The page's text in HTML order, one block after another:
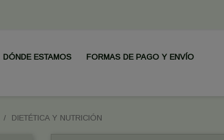
DÓNDE ESTAMOS FORMAS DE PAGO Y ENVÍO
DIETÉTICA Y NUTRICIÓN